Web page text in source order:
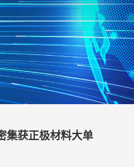
集获正极材料大单